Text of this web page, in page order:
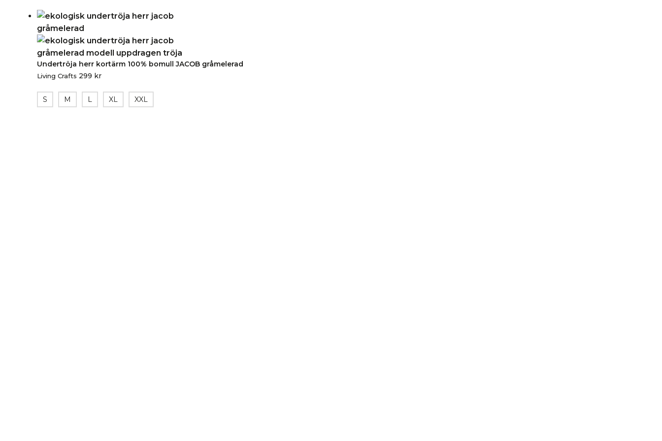
Undertröja herr kortärm 100% bomull JACOB gråmelerad
Living Crafts 299 kr
S M L XL XXL